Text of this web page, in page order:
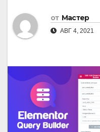
от Мастер
АВГ 4, 2021